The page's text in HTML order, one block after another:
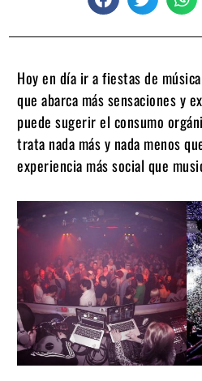
Hoy en día ir a fiestas de
que abarca más sensaciones y
puede sugerir el consumo
trata nada más y nada menos
experiencia más social que